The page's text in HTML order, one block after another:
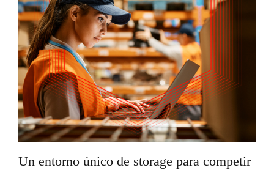
Un entorno único de storage para competir